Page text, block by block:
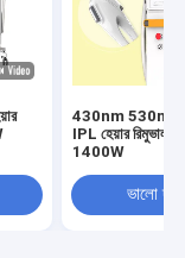
430nm
IPL হেয়ার রিমুভাল
1400W
ভালো দাম